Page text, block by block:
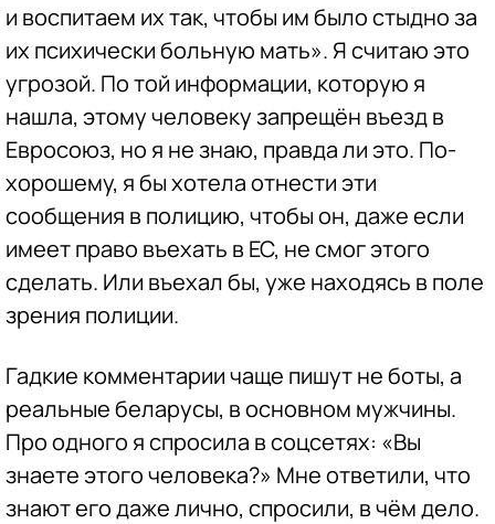
и воспитаем их так, чтобы им было стыдно за
их психически больную мать». Я считаю это
угрозой. По той информации, которую я
нашла, этому человеку запрещён въезд в
Евросоюз, но я не знаю, правда ли это. По-
хорошему, я бы хотела отнести эти
сообщения в полицию, чтобы он, даже если
имеет право въехать в ЕС, не смог этого
сделать. Или въехал бы, уже находясь в поле
зрения полиции.
Гадкие комментарии чаще пишут не боты, а
реальные беларусы, в основном мужчины.
Про одного я спросила в соцсетях: «Вы
знаете этого человека?» Мне ответили, что
знают его даже лично, спросили, в чём дело.